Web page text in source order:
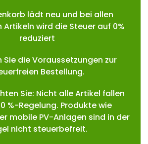
lädt neu und bei allen
wird die Steuer auf 0%
reduziert
die Voraussetzungen zur
Bestellung.
Sie: Nicht alle Artikel fallen
%-Regelung. Produkte wie
mobile PV-Anlagen sind in der
nicht steuerbefreit.